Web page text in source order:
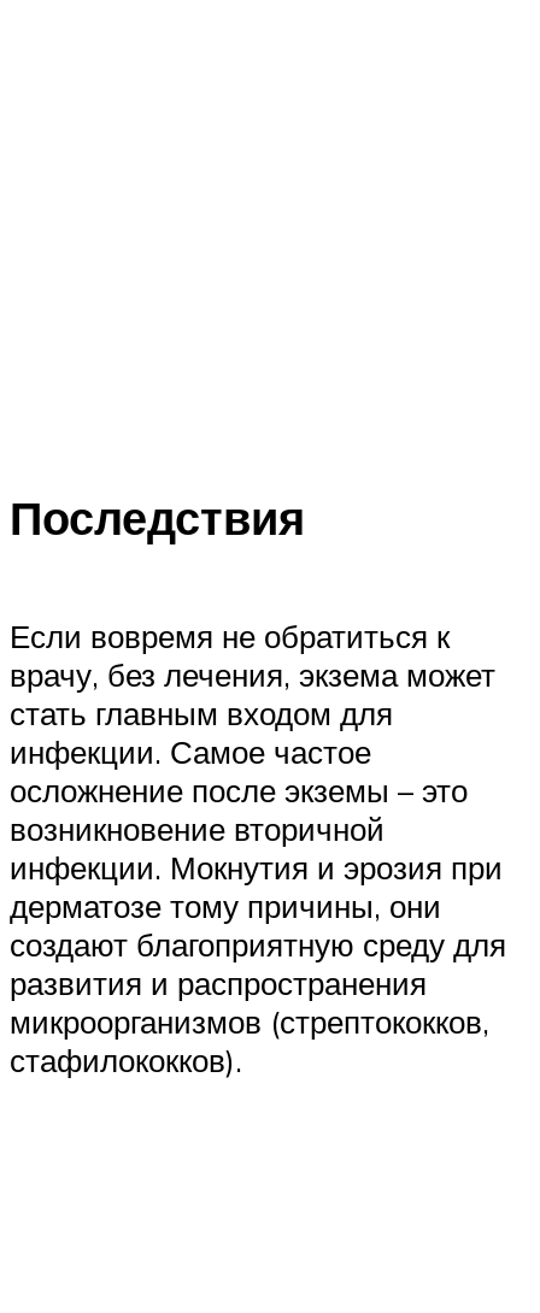
Последствия
Если вовремя не обратиться к
врачу, без лечения, экзема может
стать главным входом для
инфекции. Самое частое
осложнение после экземы – это
возникновение вторичной
инфекции. Мокнутия и эрозия при
дерматозе тому причины, они
создают благоприятную среду для
развития и распространения
микроорганизмов (стрептококков,
стафилококков).